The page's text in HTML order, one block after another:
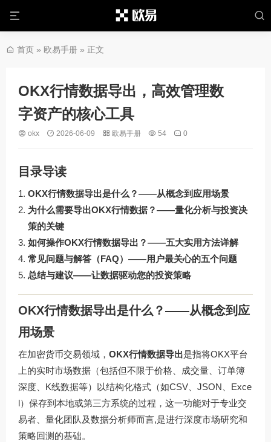
首页 » 欧易手册 » 正文
OKX行情数据导出，高效管理数
字资产的核心工具
okx 2026-06-09 欧易手册 54 0
目录导读
OKX行情数据导出是什么？——从概念到应用场景
为什么需要导出OKX行情数据？——量化分析与投资决
策的关键
如何操作OKX行情数据导出？——五大实用方法详解
常见问题与解答（FAQ）——用户最关心的五个问题
总结与建议——让数据驱动您的投资策略
OKX行情数据导出是什么？——从概念到应
用场景
在加密货币交易领域， OKX行情数据导出是指将OKX平台
上的实时市场数据（包括但不限于价格、成交量、订单簿
深度、K线数据等）以结构化格式（如CSV、JSON、Exce
l）保存到本地或第三方系统的过程，这一功能对于专业交
易者、量化团队及数据分析师而言,是进行深度市场研究和
策略回测的基础。